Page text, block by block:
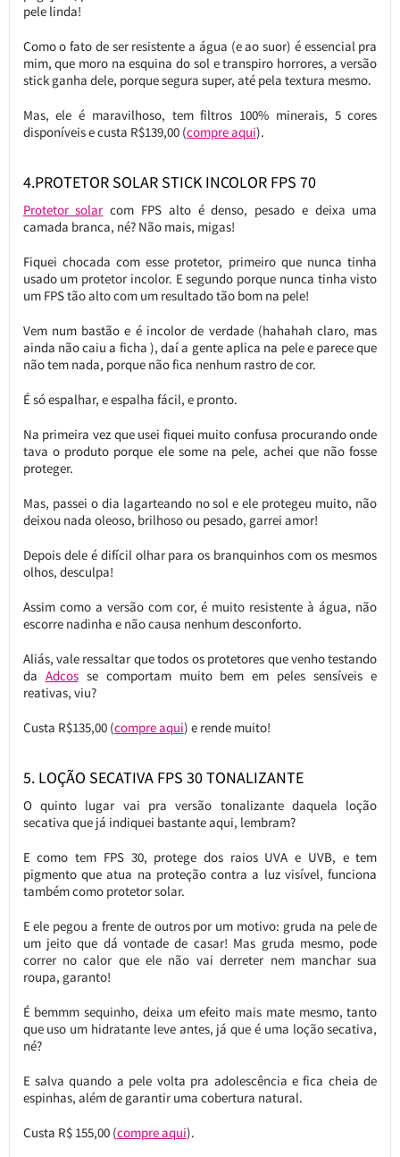
pele linda!
Como o fato de ser resistente a água (e ao suor) é essencial pra
mim, que moro na esquina do sol e transpiro horrores, a versão
stick ganha dele, porque segura super, até pela textura mesmo.
Mas, ele é maravilhoso, tem filtros 100% minerais, 5 cores
disponíveis e custa R$139,00 (compre aqui).
4.PROTETOR SOLAR STICK INCOLOR FPS 70
Protetor solar com FPS alto é denso, pesado e deixa uma
camada branca, né? Não mais, migas!
Fiquei chocada com esse protetor, primeiro que nunca tinha
usado um protetor incolor. E segundo porque nunca tinha visto
um FPS tão alto com um resultado tão bom na pele!
Vem num bastão e é incolor de verdade (hahahah claro, mas
ainda não caiu a ficha ), daí a gente aplica na pele e parece que
não tem nada, porque não fica nenhum rastro de cor.
É só espalhar, e espalha fácil, e pronto.
Na primeira vez que usei fiquei muito confusa procurando onde
tava o produto porque ele some na pele, achei que não fosse
proteger.
Mas, passei o dia lagarteando no sol e ele protegeu muito, não
deixou nada oleoso, brilhoso ou pesado, garrei amor!
Depois dele é difícil olhar para os branquinhos com os mesmos
olhos, desculpa!
Assim como a versão com cor, é muito resistente à água, não
escorre nadinha e não causa nenhum desconforto.
Aliás, vale ressaltar que todos os protetores que venho testando
da Adcosse comportam muito bem em peles sensíveis e
reativas, viu?
Custa R$135,00 (compre aqui) e rende muito!
5. LOÇÃO SECATIVA FPS 30 TONALIZANTE
O quinto lugar vai pra versão tonalizante daquela loção
secativa que já indiquei bastante aqui, lembram?
E como tem FPS 30, protege dos raios UVA e UVB, e tem
pigmento que atua na proteção contra a luz visível, funciona
também como protetor solar.
E ele pegou a frente de outros por um motivo: gruda na pele de
um jeito que dá vontade de casar! Mas gruda mesmo, pode
correr no calor que ele não vai derreter nem manchar sua
roupa, garanto!
É bemmm sequinho, deixa um efeito mais mate mesmo, tanto
que uso um hidratante leve antes, já que é uma loção secativa,
né?
E salva quando a pele volta pra adolescência e fica cheia de
espinhas, além de garantir uma cobertura natural.
Custa R$ 155,00 (compre aqui).